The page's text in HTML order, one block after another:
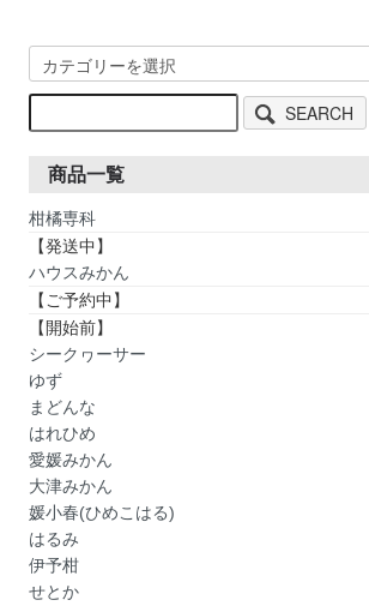
SEARCH
商品一覧
柑橘専科
【発送中】
ハウスみかん
【ご予約中】
【開始前】
シークヮーサー
ゆず
まどんな
はれひめ
愛媛みかん
大津みかん
媛小春(ひめこはる)
はるみ
伊予柑
せとか